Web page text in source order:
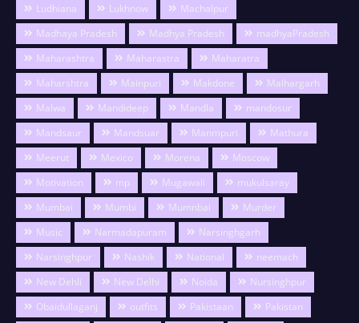
Ludhiana
Lukhnow
Machalpur
Madhaya Pradesh
Madhya Pradesh
madhyaPradesh
Maharashtra
Maharastra
Maharatra
Maharshtra
Mainpuri Makdone
Malhargarh
Malwa
Mandideep Mandla
mandosur
Mandsaur
Mandsuar Manmpuri
Mathura
Meerut
Mexico Morena
Moscow
Motivation
mp Mugawali
mukulsaray
Mumbai
Mumbi Mumnbai
Murder
Music
Narmadapuram
Narsinghgarh
Narsinghpur
Nashik National
neemach
New Dehli
New Delhi Noida
Nursinghpur
Obaidullaganj
outfits Pakistaan
Pakistan